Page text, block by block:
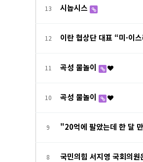
13 시놉시스
12 이란 협상단 대표 “미·이
11 곡성 물놀이
10 곡성 물놀이
9 "20억에 팔았는데 한 달
8 국민의힘 서지영 국회의